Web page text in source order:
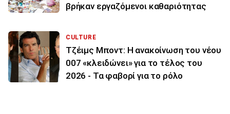
βρήκαν εργαζόμενοι καθαριότητας
CULTURE
Τζέιμς Μποντ: Η ανακοίνωση του νέου
007 «κλειδώνει» για το τέλος του
2026 - Τα φαβορί για το ρόλο